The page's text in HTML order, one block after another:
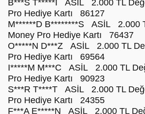
B***S T*****I ASİL 2.000 TL
Pro Hediye Kartı 86127
M******D B********S ASİL 2.000
Money Pro Hediye Kartı 76437
O*****N D***Z ASİL 2.000 TL
Pro Hediye Kartı 69564
I*****M M***C ASİL 2.000 TL
Pro Hediye Kartı 90923
S***R T****T ASİL 2.000 TL
Pro Hediye Kartı 24355
F***A E*****N ASİL 2.000 TL